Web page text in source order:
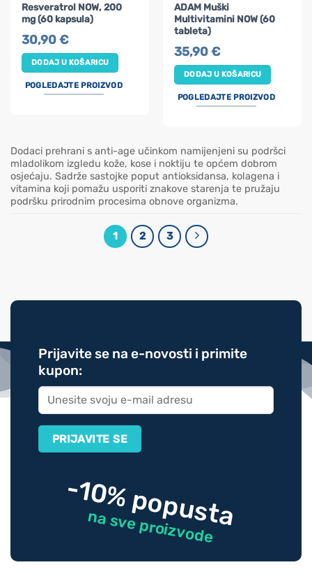
Resveratrol NOW, 200
mg (60 kapsula)
30,90€
DODAJ U KOŠARICU
POGLEDAJTE PROIZVOD
ADAM Muški
Multivitamini NOW (60
tableta)
35,90€
DODAJ U KOŠARICU
POGLEDAJTE PROIZVOD
Dodaci prehrani s anti-age učinkom namijenjeni su podršci
mladolikom izgledu kože, kose i noktiju te općem dobrom
osjećaju. Sadrže sastojke poput antioksidansa, kolagena i
vitamina koji pomažu usporiti znakove starenja te pružaju
podršku prirodnim procesima obnove organizma.
1 2 3
Prijavite se na e-novosti i primite
kupon:
-10% popusta
na sve proizvode